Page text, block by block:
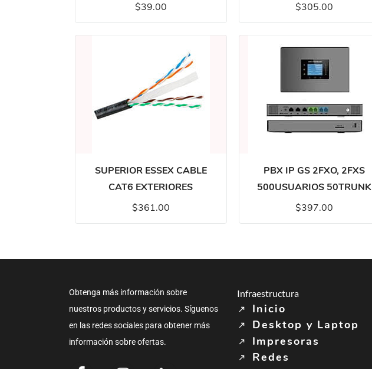
$39.00
$305.00
SUPERIOR ESSEX CABLE
CAT6 EXTERIORES
$361.00
PBX IP GS 2FXO, 2FXS
500USUARIOS 50TRUNK
$397.00
Obtenga más información sobre
nuestros productos y servicios. Síguenos
en las redes sociales para obtener más
información sobre ofertas.
Infraestructura
Inicio
Desktop y Laptop
Impresoras
Redes